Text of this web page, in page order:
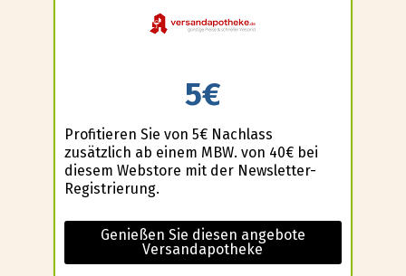
5€
Profitieren Sie von 5€ Nachlass
zusätzlich ab einem MBW. von 40€ bei
diesem Webstore mit der Newsletter-
Registrierung.
Genießen Sie diesen angebote
Versandapotheke